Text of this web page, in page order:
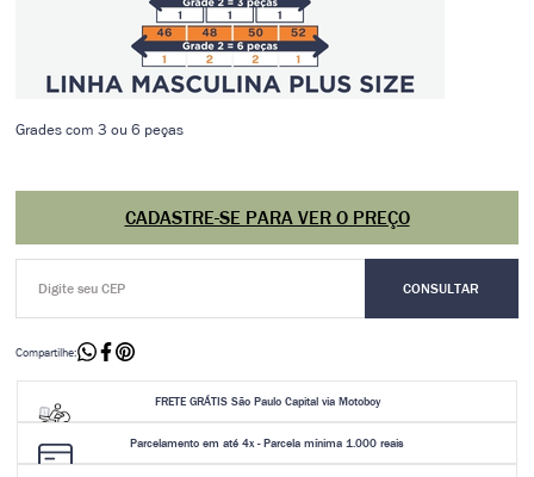
CADASTRE-SE PARA VER O PREÇO
Grades com 3 ou 6 peças
Compartilhe:
FRETE GRÁTIS São Paulo Capital via Motoboy
Parcelamento em até 4x - Parcela mínima 1.000 reais